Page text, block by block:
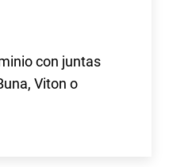
con juntas
Viton o